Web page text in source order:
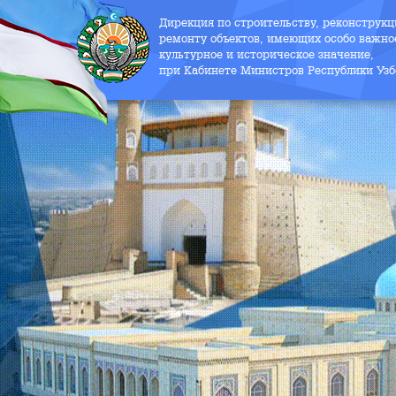
Дирекция по строительству,
ремонту объектов, имеющих особо
культурное и историческое значение,
при Кабинете Министров Республики